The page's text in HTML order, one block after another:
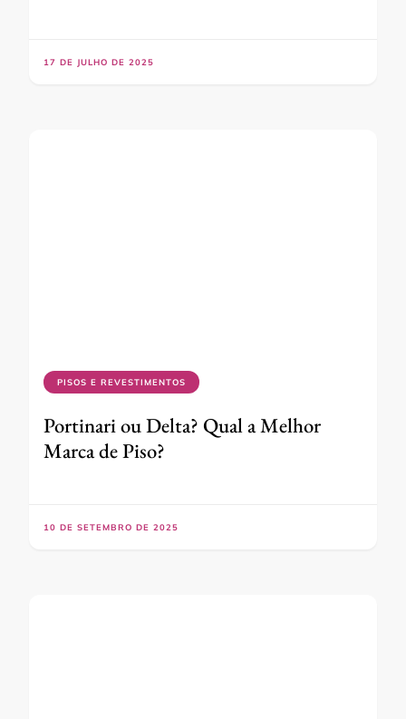
17 DE JULHO DE 2025
PISOS E REVESTIMENTOS
Portinari ou Delta? Qual a Melhor
Marca de Piso?
10 DE SETEMBRO DE 2025